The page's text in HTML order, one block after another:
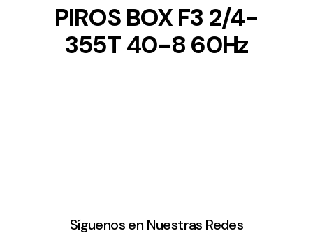
PIROS BOX F3 2/4-
355T 40-8 60Hz
Síguenos en Nuestras Redes